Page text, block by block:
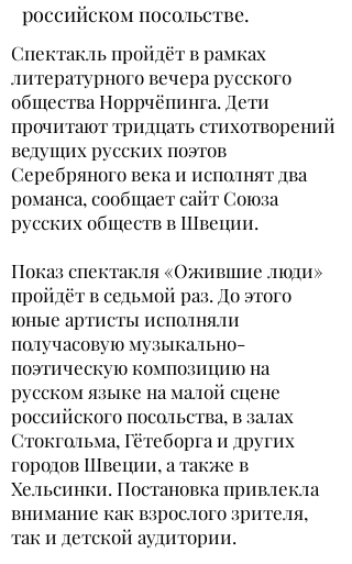
российском посольстве.
Спектакль пройдёт в рамках
литературного вечера русского
общества Норрчёпинга. Дети
прочитают тридцать стихотворений
ведущих русских поэтов
Серебряного века и исполнят два
романса, сообщает сайт Союза
русских обществ в Швеции.
Показ спектакля «Ожившие люди»
пройдёт в седьмой раз. До этого
юные артисты исполняли
получасовую музыкально-
поэтическую композицию на
русском языке на малой сцене
российского посольства, в залах
Стокгольма, Гётеборга и других
городов Швеции, а также в
Хельсинки. Постановка привлекла
внимание как взрослого зрителя,
так и детской аудитории.